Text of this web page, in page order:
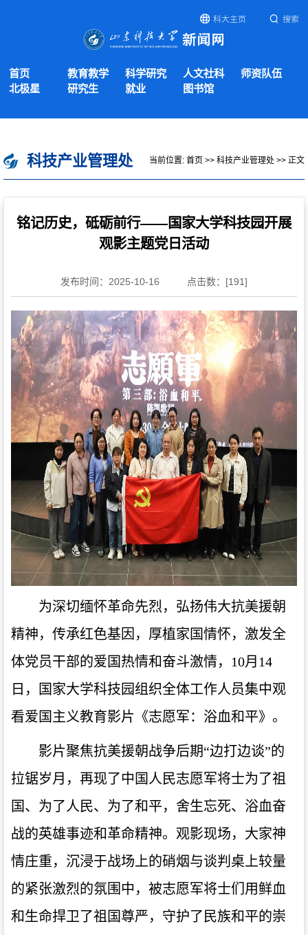
科大主页 搜索
首页 教育教学 科学研究 人文社科
师资队伍
北极星
研究生 就业 图书馆
科技产业管理处 当前位置: 首页 >> 科技产业管理处 >> 正文
铭记历史，砥砺前行——国家大学科技园开展
观影主题党日活动
发布时间：2025-10-16 点击数：[191]
为深切缅怀革命先烈，弘扬伟大抗美援朝
精神，传承红色基因，厚植家国情怀，激发全
体党员干部的爱国热情和奋斗激情，10月14
日，国家大学科技园组织全体工作人员集中观
看爱国主义教育影片《志愿军：浴血和平》。
影片聚焦抗美援朝战争后期“边打边谈”的
拉锯岁月，再现了中国人民志愿军将士为了祖
国、为了人民、为了和平，舍生忘死、浴血奋
战的英雄事迹和革命精神。观影现场，大家神
情庄重，沉浸于战场上的硝烟与谈判桌上较量
的紧张激烈的氛围中，被志愿军将士们用鲜血
和生命捍卫了祖国尊严，守护了民族和平的崇